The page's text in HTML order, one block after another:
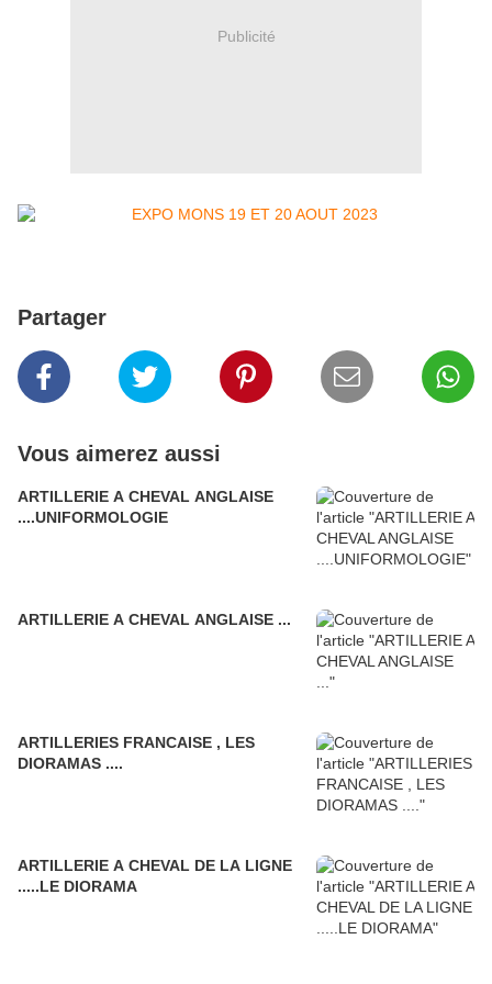
Publicité
Partager
Vous aimerez aussi
ARTILLERIE A CHEVAL ANGLAISE
....UNIFORMOLOGIE
ARTILLERIE A CHEVAL ANGLAISE ...
ARTILLERIES FRANCAISE , LES
DIORAMAS ....
ARTILLERIE A CHEVAL DE LA LIGNE
.....LE DIORAMA